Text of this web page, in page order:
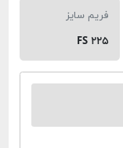
فریم سایز
FS ۲۲۵